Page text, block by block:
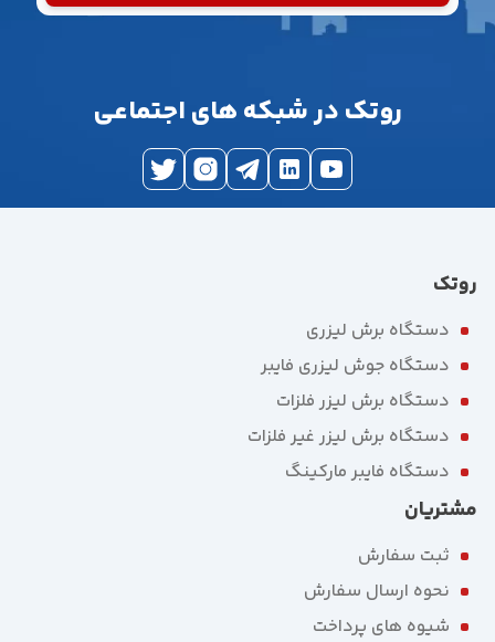
روتک در شبکه های اجتماعی
روتک
دستگاه برش لیزری
دستگاه جوش لیزری فایبر
دستگاه برش لیزر فلزات
دستگاه برش لیزر غیر فلزات
دستگاه فایبر مارکینگ
مشتریان
ثبت سفارش
نحوه ارسال سفارش
شیوه های پرداخت